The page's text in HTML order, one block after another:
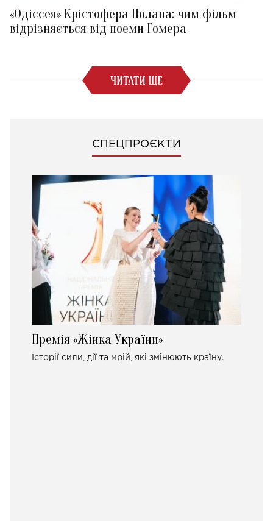
«Одіссея» Крістофера Нолана: чим фільм
відрізняється від поеми Гомера
ЧИТАТИ ЩЕ
СПЕЦПРОЄКТИ
Премія «Жінка України»
Історії сили, дії та мрій, які змінюють країну.